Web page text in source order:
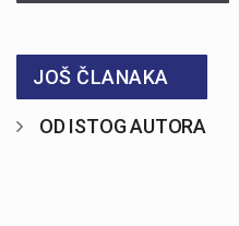
JOŠ ČLANAKA
OD ISTOG AUTORA